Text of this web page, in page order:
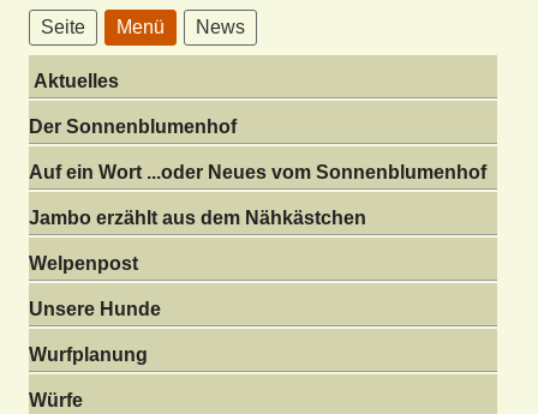
Seite Menü News
Aktuelles
Der Sonnenblumenhof
Auf ein Wort ...oder Neues vom Sonnenblumenhof
Jambo erzählt aus dem Nähkästchen
Welpenpost
Unsere Hunde
Wurfplanung
Würfe